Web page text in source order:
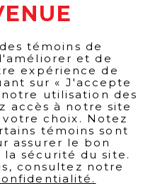
témoins de
et de
expérience de
sur « J'accepte
utilisation des
accès à notre site
choix. Notez
témoins sont
assurer le bon
sécurité du site.
consultez notre